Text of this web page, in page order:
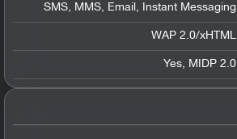
SMS, MMS, Email, Instant Messaging
WAP 2.0/xHTML
Yes, MIDP 2.0